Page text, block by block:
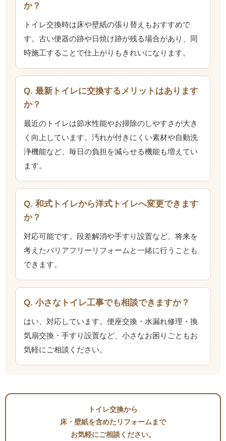
か？
トイレ交換時は床や壁紙の張り替えもおすすめで
す。古い便器の跡や日焼け跡が残る場合があり、同
時施工することで仕上がりもきれいになります。
Q. 最新トイレに交換するメリットはあります
か？
最近のトイレは節水性能やお掃除のしやすさが大き
く向上しています。汚れが付きにくい素材や自動洗
浄機能など、毎日の負担を減らせる機能も増えてい
ます。
Q. 和式トイレから洋式トイレへ変更できます
か？
対応可能です。段差解消や手すり設置など、将来を
考えたバリアフリーリフォームと一緒に行うことも
できます。
Q. 小さなトイレ工事でも相談できますか？
はい、対応しています。便座交換・水漏れ修理・換
気扇交換・手すり設置など、小さなお困りごともお
気軽にご相談ください。
トイレ交換から
床・壁紙を含めたリフォームまで
お気軽にご相談ください。